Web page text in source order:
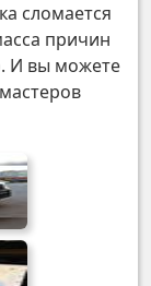
сломается
причин
И вы можете